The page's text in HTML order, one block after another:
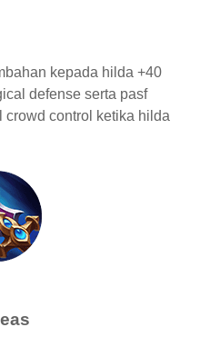
kepada hilda +40
defense serta pasf
control ketika hilda